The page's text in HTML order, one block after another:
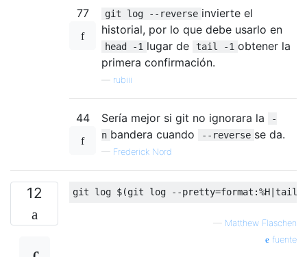
77 git log --reverse invierte el
historial, por lo que debe usarlo en
head -1 lugar de tail -1 obtener la
primera confirmación.
rubiii
44 Sería mejor si git no ignorara la
-
n bandera cuando --reverse se da.
— Frederick Nord
12
— Matthew Flaschen
fuente